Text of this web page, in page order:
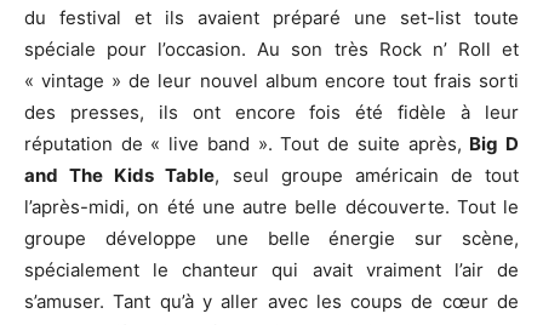
du festival et ils avaient préparé une set-list toute
spéciale pour l’occasion. Au son très Rock n’ Roll et
« vintage » de leur nouvel album encore tout frais sorti
des presses, ils ont encore fois été fidèle à leur
réputation de « live band ». Tout de suite après, Big D
and The Kids Table, seul groupe américain de tout
l’après-midi, on été une autre belle découverte. Tout le
groupe développe une belle énergie sur scène,
spécialement le chanteur qui avait vraiment l’air de
s’amuser. Tant qu’à y aller avec les coups de cœur de